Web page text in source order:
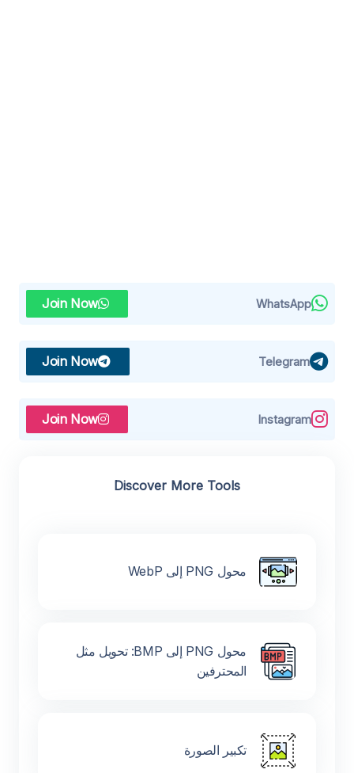
WhatsApp
Join Now
Telegram
Join Now
Instagram
Join Now
Discover More Tools
محول PNG إلى WebP
محول PNG إلى BMP: تحويل مثل
المحترفين
تكبير الصورة